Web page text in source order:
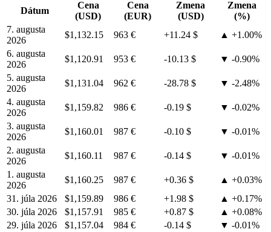
Dátum
Cena
(USD)
Cena
(EUR)
Zmena
(USD)
Zmena
(%)
7. augusta
2026
$1,132.15 963 € +11.24 $
▲ +1.00%
6. augusta
2026
$1,120.91 953 € -10.13 $
▼ -0.90%
5. augusta
2026
$1,131.04 962 € -28.78 $
▼ -2.48%
4. augusta
2026
$1,159.82 986 € -0.19 $
▼ -0.02%
3. augusta
2026
$1,160.01 987 € -0.10 $
▼ -0.01%
2. augusta
2026
$1,160.11 987 € -0.14 $
▼ -0.01%
1. augusta
2026
$1,160.25 987 € +0.36 $
▲ +0.03%
31. júla 2026
$1,159.89 986 € +1.98 $
▲ +0.17%
30. júla 2026
$1,157.91 985 € +0.87 $
▲ +0.08%
29. júla 2026
$1,157.04 984 € -0.14 $
▼ -0.01%